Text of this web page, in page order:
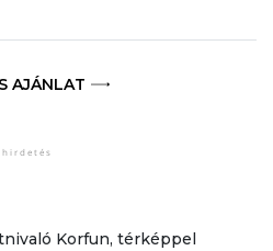
AJÁNLAT
Korfun, térképpel